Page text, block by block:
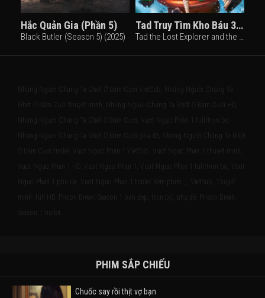
Hắc Quản Gia (Phần 5)
Black Butler (Season 5) (2025)
Tad Truy Tìm Kho Báu 3: Lời Nguyền Xác Ướp
Tad the Lost Explorer and the Emerald Tablet (2022)
Những Người Chúng Ta Ghét Ở Đám Cưới VietSub, Những Người Chúng Ta
Ghét Ở Đám Cưới thuyết minh, Những Người Chúng Ta Ghét Ở Đám Cưới HD,
Những Người Chúng Ta Ghét Ở Đám Cưới, Vượt Ngục: Phần 1 full/trọn bộ,
Những Người Chúng Ta Ghét Ở Đám Cưới phụ đề, Những Người Chúng Ta Ghét
Ở Đám Cưới trailer, Vuot Nguc: Phan 1 VietSub, Vuot Nguc: Phan 1 thuyet minh,
Vuot Nguc: Phan 1 HD, Vuot Nguc: Phan 1, Vuot Nguc: Phan 1 full/tron bo, Vuot
Nguc: Phan 1 phu de, Vuot Nguc: Phan 1 trailer Xem phim , , VietSub, Thuyết
minh, full HD, Prison Break: Season 1 bản đẹp, trọn bộ, phụ đề, Prison Break:
Season 1 trailer
PHIM SẮP CHIẾU
Chuốc say rồi thịt vợ bạn